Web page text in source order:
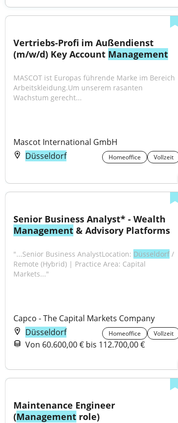
Vertriebs-Profi im Außendienst
(m/w/d) Key Account Management
MASCOT ist Europas führende Marke im Bereich
Arbeitskleidung.Um unserem rasanten
Wachstum gerecht...
Mascot International GmbH
Düsseldorf
Homeoffice Vollzeit
Management & Advisory Platforms
"...Senior Business AnalystLocation: Düsseldorf /
Remote (Hybrid) | Practice Area: Capital
Markets..."
Capco - The Capital Markets Company
Düsseldorf
Homeoffice Vollzeit
Von 60.600,00 € bis 112.700,00 €
Maintenance Engineer
(Management role)